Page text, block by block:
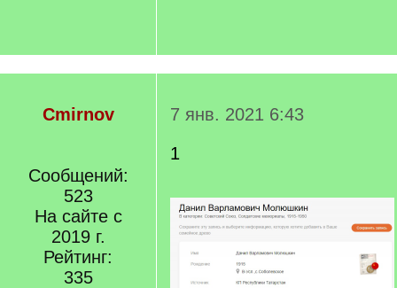
Cmirnov
Сообщений:
523
На сайте с
2019 г.
Рейтинг:
335
7 янв. 2021 6:43
1